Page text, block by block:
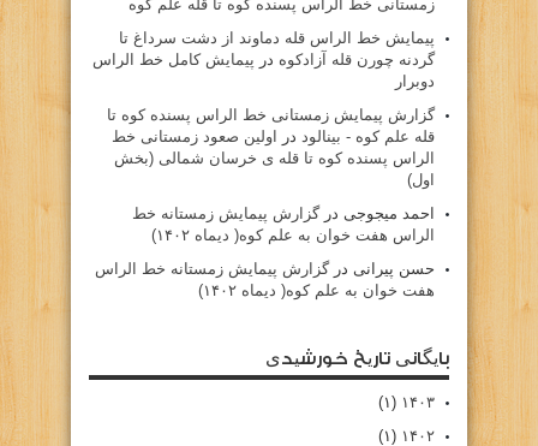
زمستانی خط الراس پسنده کوه تا قله علم کوه
پيمايش خط الراس قله دماوند از دشت سرداغ تا
گردنه چورن قله آزادكوه در پیمایش کامل خط الراس
دوبرار
گزارش پیمایش زمستانی خط الراس پسنده کوه تا
قله علم کوه - بينالود در اولین صعود زمستانی خط
الراس پسنده کوه تا قله ی خرسان شمالی (بخش
اول)
احمد میجوجی درگزارش پیمایش زمستانه خط
الراس هفت خوان به علم کوه( دیماه ۱۴۰۲)
حسن پیرانی درگزارش پیمایش زمستانه خط الراس
هفت خوان به علم کوه( دیماه ۱۴۰۲)
بایگانی تاریخ خورشیدی
۱۴۰۳ (۱)
۱۴۰۲ (۱)